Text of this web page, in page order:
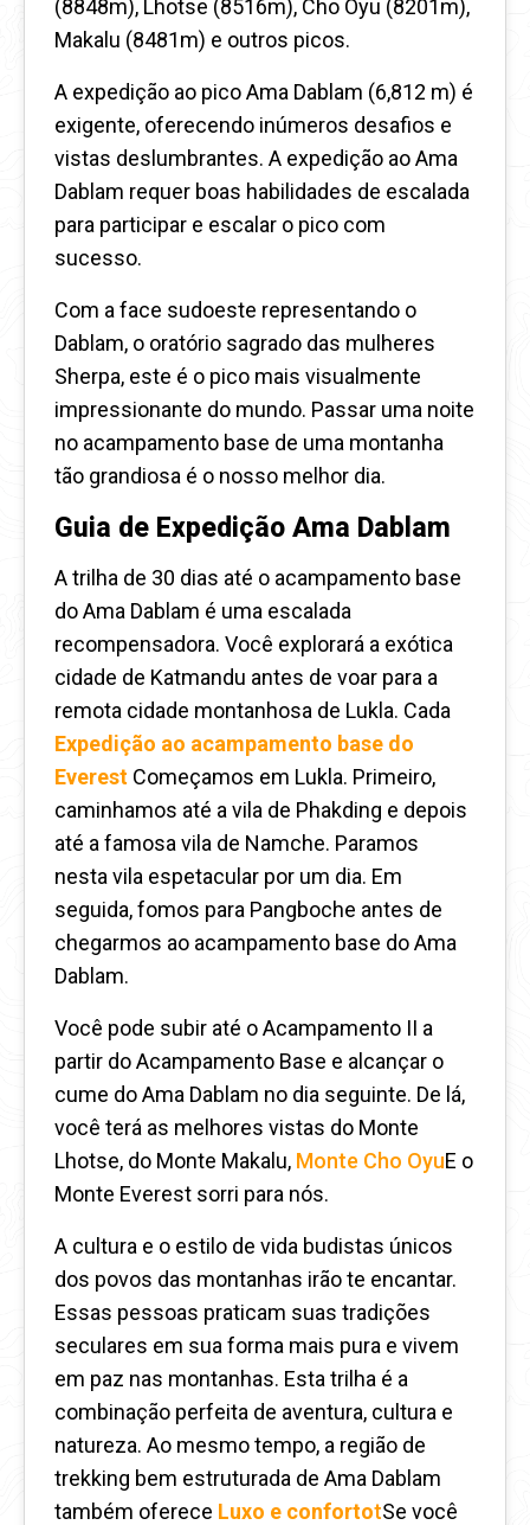
(8848m), Lhotse (8516m), Cho Oyu (8201m),
Makalu (8481m) e outros picos.
A expedição ao pico Ama Dablam (6,812 m) é
exigente, oferecendo inúmeros desafios e
vistas deslumbrantes. A expedição ao Ama
Dablam requer boas habilidades de escalada
para participar e escalar o pico com
sucesso.
Com a face sudoeste representando o
Dablam, o oratório sagrado das mulheres
Sherpa, este é o pico mais visualmente
impressionante do mundo. Passar uma noite
no acampamento base de uma montanha
tão grandiosa é o nosso melhor dia.
Guia de Expedição Ama Dablam
A trilha de 30 dias até o acampamento base
do Ama Dablam é uma escalada
recompensadora. Você explorará a exótica
cidade de Katmandu antes de voar para a
remota cidade montanhosa de Lukla. Cada
Expedição ao acampamento base do
Everest Começamos em Lukla. Primeiro,
caminhamos até a vila de Phakding e depois
até a famosa vila de Namche. Paramos
nesta vila espetacular por um dia. Em
seguida, fomos para Pangboche antes de
chegarmos ao acampamento base do Ama
Dablam.
Você pode subir até o Acampamento II a
partir do Acampamento Base e alcançar o
cume do Ama Dablam no dia seguinte. De lá,
você terá as melhores vistas do Monte
Lhotse, do Monte Makalu, Monte Cho OyuE o
Monte Everest sorri para nós.
A cultura e o estilo de vida budistas únicos
dos povos das montanhas irão te encantar.
Essas pessoas praticam suas tradições
seculares em sua forma mais pura e vivem
em paz nas montanhas. Esta trilha é a
combinação perfeita de aventura, cultura e
natureza. Ao mesmo tempo, a região de
trekking bem estruturada de Ama Dablam
também oferece Luxo e confortotSe você